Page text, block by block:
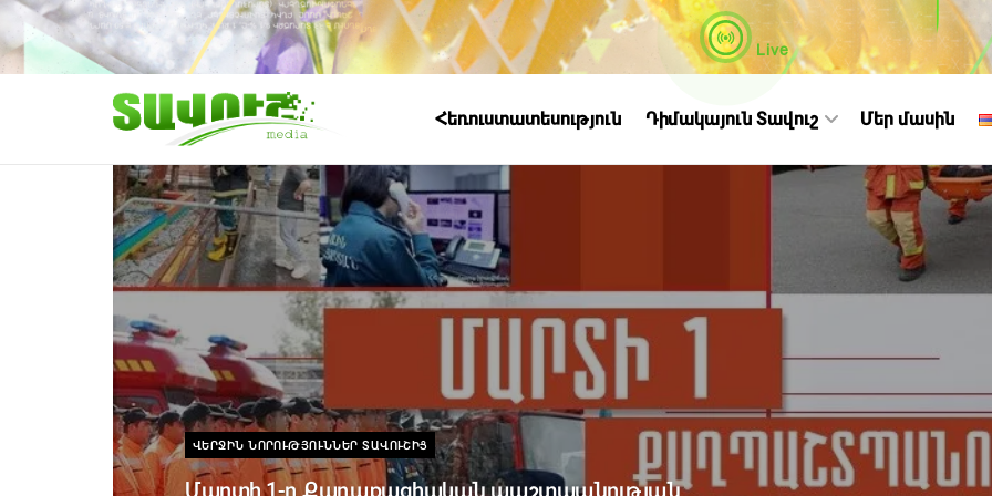
Live
Հեռուստատեսություն Դիմակայուն Տավուշ Մեր մասին
ՎԵՐՋԻՆ ՆՈՐՈՒԹՅՈՒՆՆԵՐ ՏԱՎՈՒՇԻՑ
Մարտի 1-ը Քաղաքացիական պաշտպանության